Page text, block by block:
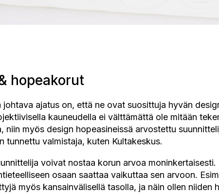
hopeakorut
ajatus on, että ne ovat suosittuja hyvän
kauneudella ei välttämättä ole mitään
niin myös design hopeasineissä arvostettu
tunnettu valmistaja, kuten Kultakeskus.
voivat nostaa korun arvoa
osaan saattaa vaikuttaa sen arvoon.
myös kansainvälisellä tasolla, ja näin ollen niiden